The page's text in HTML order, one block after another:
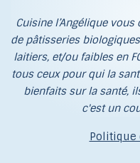
Cuisine l’Angélique
de pâtisseries
laitiers, et/ou faibles en
tous ceux pour qui la
bienfaits sur la santé,
c'est un
Politique